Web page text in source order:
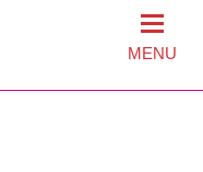
MENU